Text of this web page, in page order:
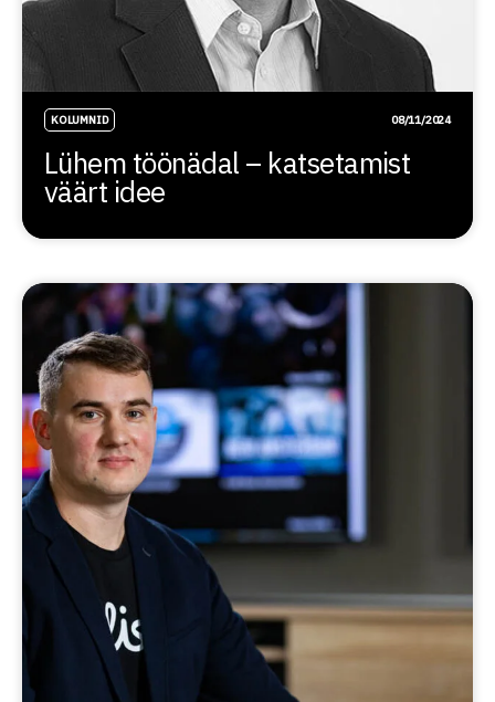
KOLUMNID 08/11/2024
Lühem töönädal – katsetamist
väärt idee